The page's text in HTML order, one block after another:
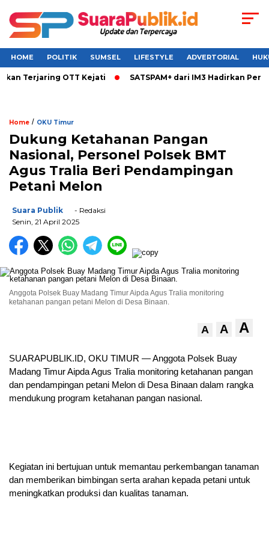
HOME POLITIK SUMSEL LIFESTYLE ADVERTORIAL
Terjaring OTT Kejati SATSPAM+ dari IM3 Hadirkan
Home / OKU Timur
Dukung Ketahanan Pangan
Nasional, Personel Polsek BMT
Agus Tralia Beri Pendampingan
Petani Melon
Suara Publik
- Redaksi
Senin, 21 April 2025
Anggota Polsek Buay Madang Timur Aipda Agus Tralia monitoring
ketahanan pangan petani Melon di Desa Binaan.
A A A
SUARAPUBLIK.ID, OKU TIMUR — Anggota Polsek Buay
Madang Timur Aipda Agus Tralia monitoring ketahanan pangan
dan pendampingan petani Melon di Desa Binaan dalam rangka
mendukung program ketahanan pangan nasional.
Kegiatan ini bertujuan untuk memantau perkembangan tanaman
dan memberikan bimbingan serta arahan kepada petani untuk
meningkatkan produksi dan kualitas tanaman.